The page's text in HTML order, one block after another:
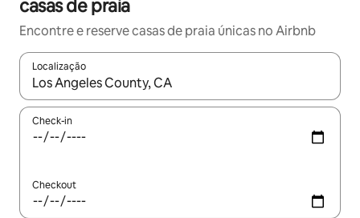
casas de praia
Encontre e reserve casas de praia únicas no Airbnb
Localização
Quando os resultados estiverem disponíveis, explore-os
Check-in
Checkout